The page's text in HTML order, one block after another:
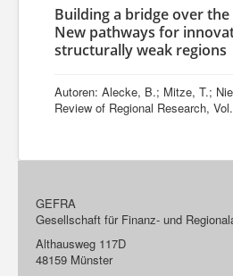
Über uns
Projekte
Gesellschafter
Building a bridge over
New pathways for
structurally weak regions
Autoren: Alecke, B.; Mitze, T.;
Review of Regional Research,
GEFRA
Gesellschaft für Finanz- und
Althausweg 117D
48159 Münster